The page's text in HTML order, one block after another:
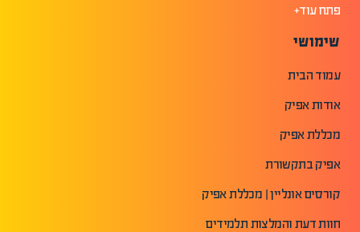
פתח עוד+
שימושי
עמוד הבית
אודות אפיק
מכללת אפיק
אפיק בתקשורת
קורסים אונליין | מכללת אפיק
חוות דעת והמלצות תלמידים